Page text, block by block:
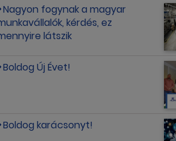
Nagyon fogynak a magyar
kérdés, ez
látszik
Boldog Új Évet!
Boldog karácsonyt!